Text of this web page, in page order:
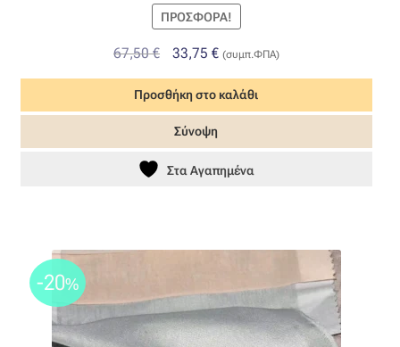
ΠΡΟΣΦΟΡΆ!
67,50€
Original
price
was:
67,50 €.
33,75 €Η
τρέχουσα
τιμή
είναι:
(συμπ.ΦΠΑ)
Προσθήκη στο καλάθι
Σύνοψη
Στα Αγαπημένα
-20%